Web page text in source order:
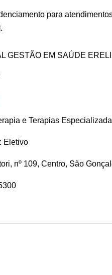
para
.
GESTÃO EM SAÚDE ERELI
e Terapias
Eletivo
nº 109, Centro, São